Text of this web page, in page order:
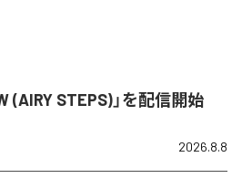
(AIRY STEPS)」を配信開始
2026.8.8